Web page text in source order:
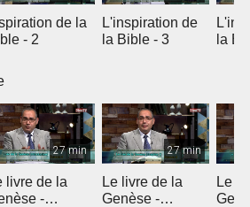
de la
- 2
L'inspiration de
la Bible - 3
la
27 min
livre de la
-
27 min
Le livre de la
Genèse -
Le